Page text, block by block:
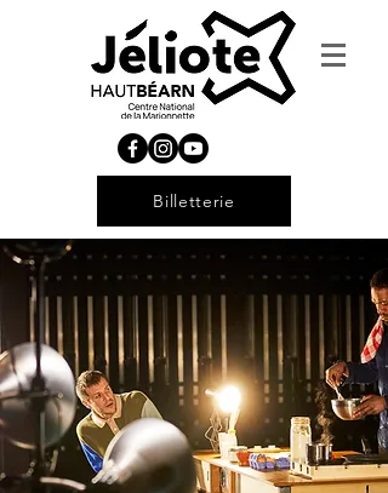
Billetterie